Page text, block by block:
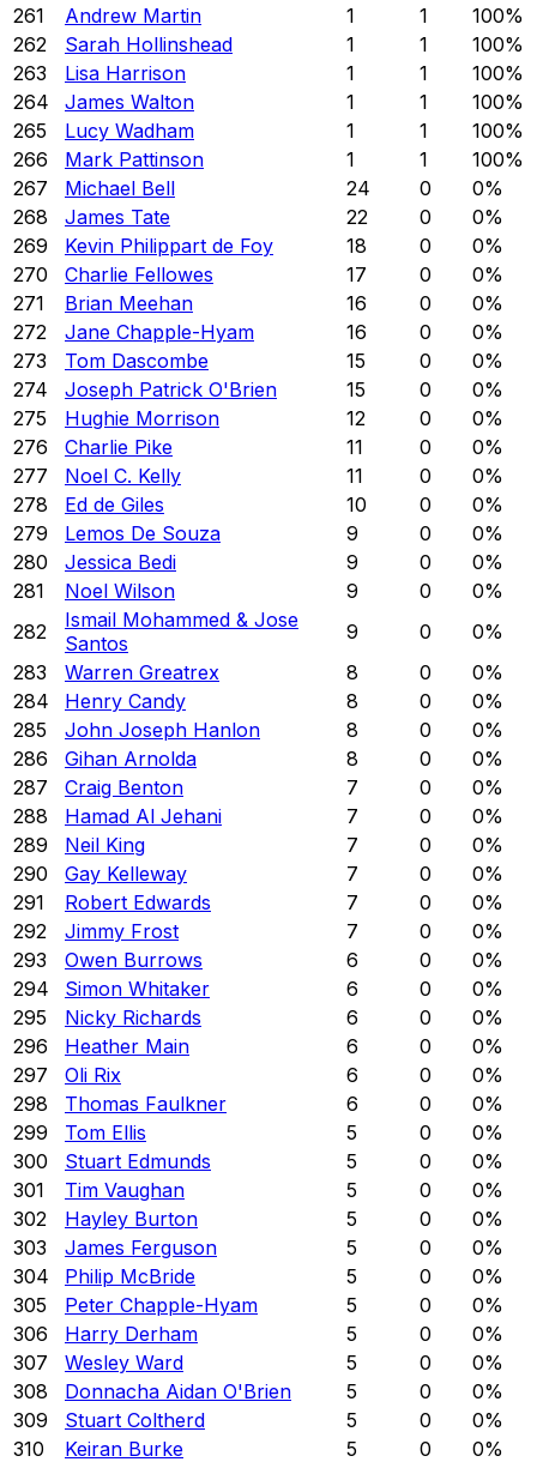
261
Andrew Martin 1 1 100%
262
Sarah Hollinshead 1 1 100%
263
Lisa Harrison 1 1 100%
264
James Walton 1 1 100%
265
Lucy Wadham 1 1 100%
266
Mark Pattinson 1 1 100%
267
Michael Bell 24 0 0%
268
James Tate 22 0 0%
269
Kevin Philippart de Foy 18 0 0%
270
Charlie Fellowes 17 0 0%
271
Brian Meehan 16 0 0%
272
Jane Chapple-Hyam 16 0 0%
273
Tom Dascombe 15 0 0%
274
Joseph Patrick O'Brien 15 0 0%
275
Hughie Morrison 12 0 0%
276
Charlie Pike 11 0 0%
277
Noel C. Kelly 11 0 0%
278
Ed de Giles 10 0 0%
279
Lemos De Souza 9 0 0%
280
Jessica Bedi 9 0 0%
281
Noel Wilson 9 0 0%
282
Ismail Mohammed & Jose
Santos
9 0 0%
283
Warren Greatrex 8 0 0%
284
Henry Candy 8 0 0%
285
John Joseph Hanlon 8 0 0%
286
Gihan Arnolda 8 0 0%
287
Craig Benton 7 0 0%
288
Hamad Al Jehani 7 0 0%
289
Neil King 7 0 0%
290
Gay Kelleway 7 0 0%
291
Robert Edwards 7 0 0%
292
Jimmy Frost 7 0 0%
293
Owen Burrows 6 0 0%
294
Simon Whitaker 6 0 0%
295
Nicky Richards 6 0 0%
296
Heather Main 6 0 0%
297
Oli Rix 6 0 0%
298
Thomas Faulkner 6 0 0%
299
Tom Ellis 5 0 0%
300
Stuart Edmunds 5 0 0%
301
Tim Vaughan 5 0 0%
302
Hayley Burton 5 0 0%
303
James Ferguson 5 0 0%
304
Philip McBride 5 0 0%
305
Peter Chapple-Hyam 5 0 0%
306
Harry Derham 5 0 0%
307
Wesley Ward 5 0 0%
308
Donnacha Aidan O'Brien 5 0 0%
309
Stuart Coltherd 5 0 0%
310
Keiran Burke 5 0 0%